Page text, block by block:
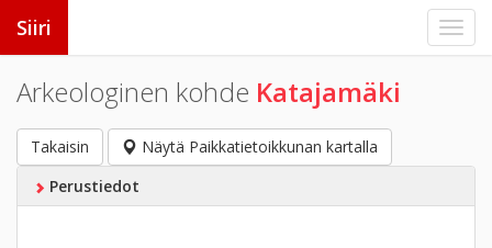
Siiri
Arkeologinen kohde Katajamäki
Takaisin
Näytä Paikkatietoikkunan kartalla
Perustiedot